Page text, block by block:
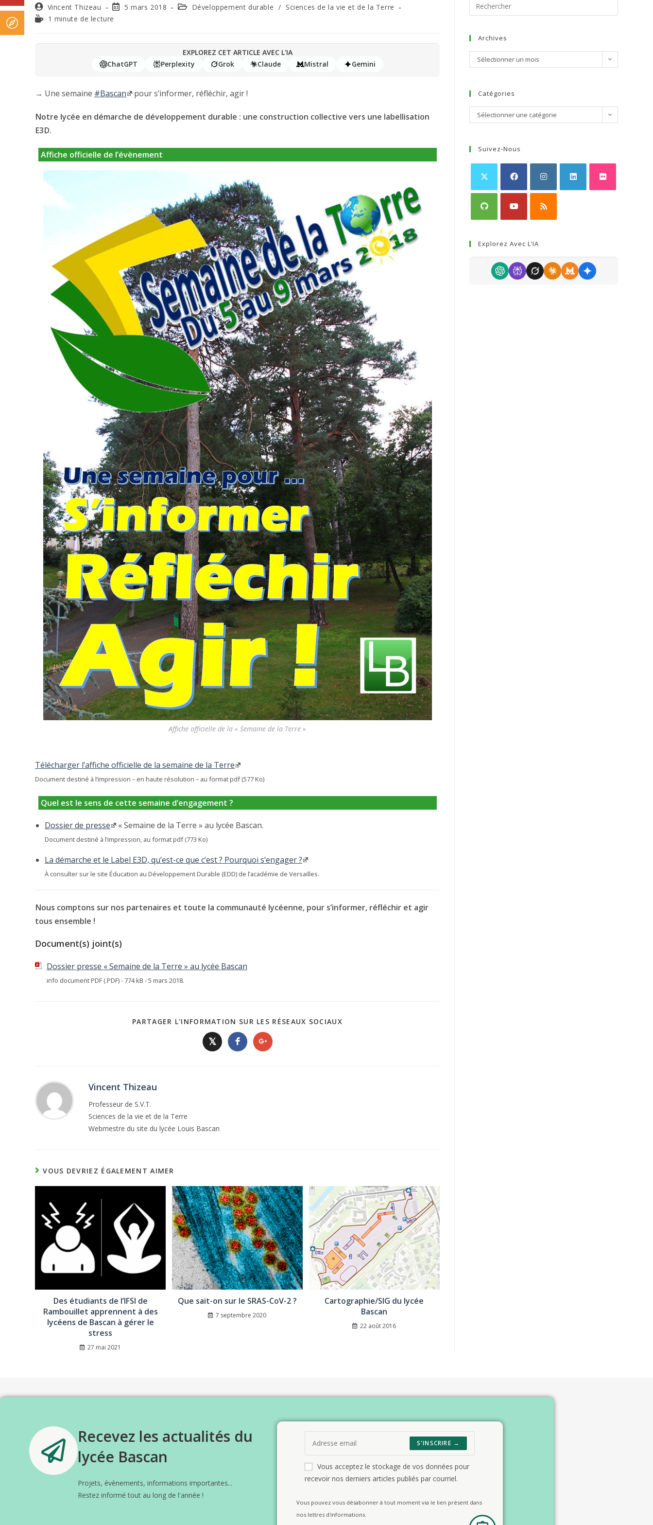
Vincent Thizeau 5 mars 2018 Développement durable / Sciences de la vie et de la Terre
1 minute de lecture
EXPLOREZ CET ARTICLE AVEC L'IA
ChatGPT
Perplexity Grok Claude Mistral Gemini
→ Une semaine #Bascan pour s’informer, réfléchir, agir !
Notre lycée en démarche de développement durable : une construction collective vers une labellisation
E3D.
Affiche officielle de l’évènement
Affiche officielle de la « Semaine de la Terre »
Télécharger l’affiche officielle de la semaine de la Terre
Document destiné à l’impression – en haute résolution – au format pdf (577 Ko)
Quel est le sens de cette semaine d’engagement ?
Dossier de presse « Semaine de la Terre » au lycée Bascan.
Document destiné à l’impression, au format pdf (773 Ko)
La démarche et le Label E3D, qu’est-ce que c’est ? Pourquoi s’engager ?
À consulter sur le site Éducation au Développement Durable (EDD) de l’académie de Versailles.
Nous comptons sur nos partenaires et toute la communauté lycéenne, pour s’informer, réfléchir et agir
tous ensemble !
Document(s) joint(s)
Dossier presse « Semaine de la Terre » au lycée Bascan
info document PDF (.PDF) - 774 kB - 5 mars 2018.
PARTAGER L'INFORMATION SUR LES RÉSEAUX SOCIAUX
𝕏
Vincent Thizeau
Professeur de S.V.T.
Sciences de la vie et de la Terre
Webmestre du site du lycée Louis Bascan
VOUS DEVRIEZ ÉGALEMENT AIMER
Des étudiants de l’IFSI de
Rambouillet apprennent à des
lycéens de Bascan à gérer le
stress
27 mai 2021
Que sait-on sur le SRAS-CoV-2 ?
7 septembre 2020
Cartographie/SIG du lycée
Bascan
22 août 2016
Archives
Sélectionner un mois
Catégories
Sélectionner une catégorie
Suivez-Nous
Explorez Avec L’IA
Recevez les actualités du
lycée Bascan
Projets, évènements, informations importantes...
Restez informé tout au long de l'année !
S'INSCRIRE →
Vous acceptez le stockage de vos données pour
recevoir nos derniers articles publiés par courriel.
Vous pouvez vous désabonner à tout moment via le lien présent dans
nos lettres d'informations.